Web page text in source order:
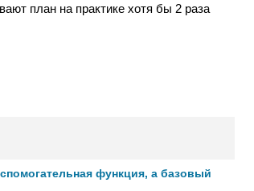
план на практике хотя бы 2 раза
функция, а базовый